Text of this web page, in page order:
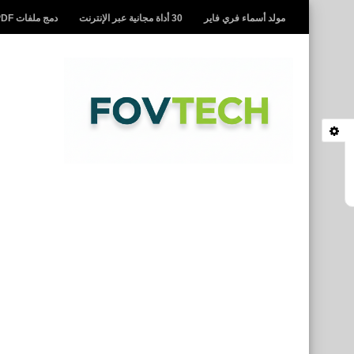
مولد أسماء فري فاير 30 أداة مجانية عبر الإنترنت دمج ملفات PDF